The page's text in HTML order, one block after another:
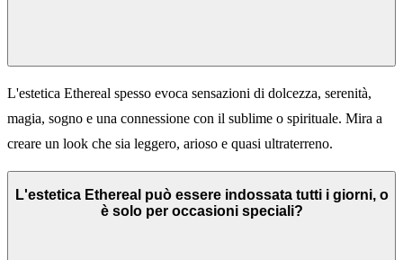
L'estetica Ethereal spesso evoca sensazioni di dolcezza, serenità,
magia, sogno e una connessione con il sublime o spirituale. Mira a
creare un look che sia leggero, arioso e quasi ultraterreno.
L'estetica Ethereal può essere indossata tutti i giorni, o
è solo per occasioni speciali?